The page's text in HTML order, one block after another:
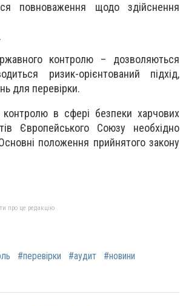
повноваження щодо здійснення
контролю – дозволяються
ризик-орієнтований підхід,
для перевірки.
в сфері безпеки харчових
Європейського Союзу необхідно
положення прийнятого закону
про це редакцію
#перевірки #аудит
#новини